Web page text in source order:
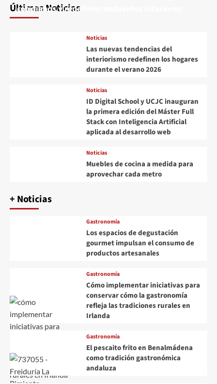
Últimas Noticias
cotidianos y redefinen ambientes interiores
Noticias
Las nuevas tendencias del
interiorismo redefinen los hogares
durante el verano 2026
Noticias
ID Digital School y UCJC inauguran
la primera edición del Máster Full
Stack con Inteligencia Artificial
aplicada al desarrollo web
Noticias
Muebles de cocina a medida para
aprovechar cada metro
+ Noticias
Gastronomía
Los espacios de degustación
gourmet impulsan el consumo de
productos artesanales
Gastronomía
Cómo implementar iniciativas para
conservar cómo la gastronomía
refleja las tradiciones rurales en
Irlanda
Gastronomía
El pescaito frito en Benalmádena
como tradición gastronómica
andaluza